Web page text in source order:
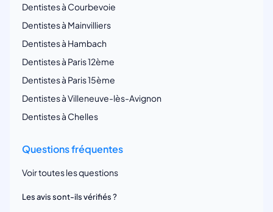
Dentistes à Courbevoie
Dentistes à Mainvilliers
Dentistes à Hambach
Dentistes à Paris 12ème
Dentistes à Paris 15ème
Dentistes à Villeneuve-lès-Avignon
Dentistes à Chelles
Questions fréquentes
Voir toutes les questions
Les avis sont-ils vérifiés ?